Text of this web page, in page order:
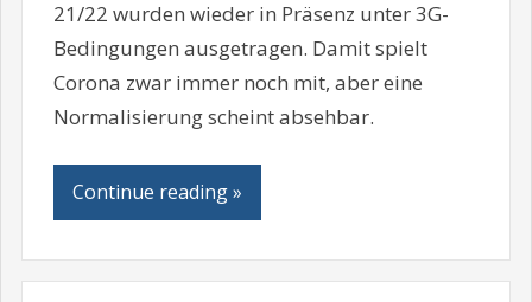
21/22 wurden wieder in Präsenz unter 3G-
Bedingungen ausgetragen. Damit spielt
Corona zwar immer noch mit, aber eine
Normalisierung scheint absehbar.
Continue reading »